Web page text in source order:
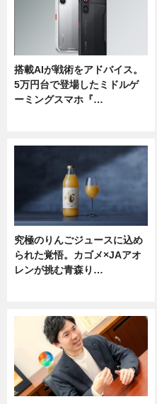
搭載AIが戦術をアドバイス。
5万円台で登場したミドルゲ
ーミングスマホ『…
究極のりんごジュースに込め
られた覚悟。カゴメ×JAアオ
レンが挑む青森り…